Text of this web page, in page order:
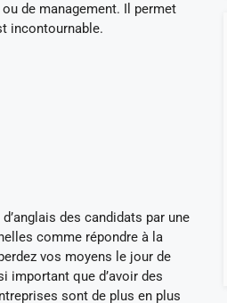
de management. Il permet
incontournable.
des candidats par une
comme répondre à la
vos moyens le jour de
important que d’avoir des
sont de plus en plus